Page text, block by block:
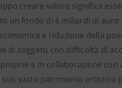
creare valore significa
un fondo di 6 miliardi di
e riduzione della
di soggetti con difficoltà di
e in collaborazione con
vasto patrimonio artistico